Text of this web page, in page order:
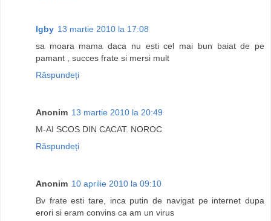
Igby 13 martie 2010 la 17:08
sa moara mama daca nu esti cel mai bun baiat de pe
pamant , succes frate si mersi mult
Răspundeți
Anonim 13 martie 2010 la 20:49
M-AI SCOS DIN CACAT. NOROC
Răspundeți
Anonim 10 aprilie 2010 la 09:10
Bv frate esti tare, inca putin de navigat pe internet dupa
erori si eram convins ca am un virus